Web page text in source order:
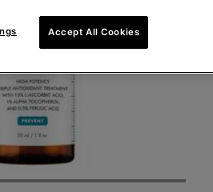
Accept All Cookies